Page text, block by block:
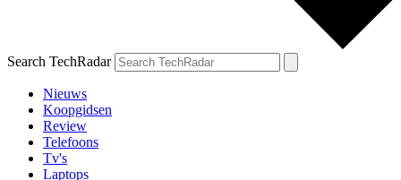
Search TechRadar
Nieuws
Koopgidsen
Review
Telefoons
Tv's
Laptops